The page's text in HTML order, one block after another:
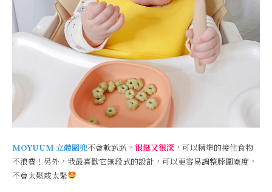
MOYUUM 立體圍兜不會軟趴趴， 很挺又很深 ，可以精準的接住食物
不浪費！另外，我最喜歡它無段式的設計，可以更容易調整脖圍寬度，
不會太鬆或太緊